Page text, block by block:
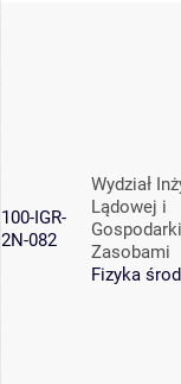
100-IGR-
2N-082
Wydział
Lądowej i
Gospodarki
Zasobami
Fizyka